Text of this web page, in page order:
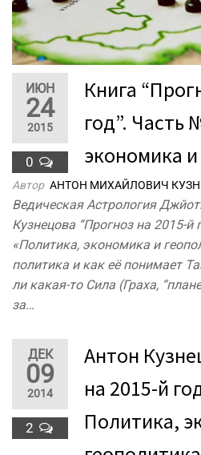
ИЮН
24
2015
0
Книга
год”. Часть
экономика
Автор АНТОН МИХАЙЛОВИЧ
Ведическая Астрология
Кузнецова “Прогноз на 2015-й
«Политика, экономика и
политика и как её понимает
ли какая-то Сила (Граха,
за…
ДЕК
09
2014
2
Антон
на 2015-й
Политика,